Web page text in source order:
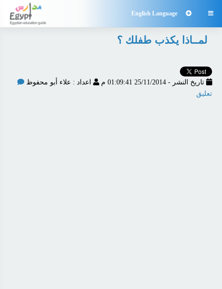

English Language
لمــاذا يكذب طفلك ؟
تاريخ النشر - 25/11/2014 01:09:41 م
اعداد : علاء أبو محفوظ
تعليق